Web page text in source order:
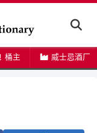
桶主 威士忌酒厂